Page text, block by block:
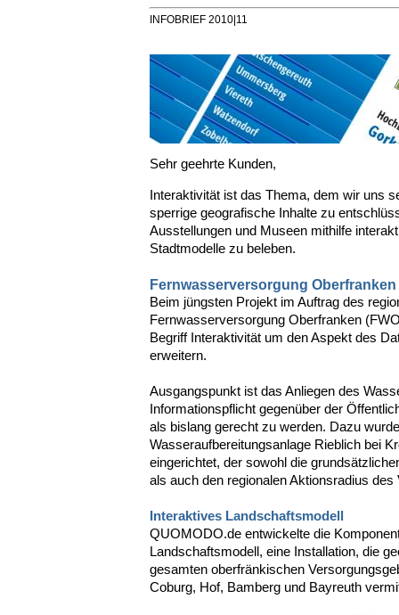
INFOBRIEF 2010|11
Sehr geehrte Kunden,
Interaktivität ist das Thema, dem wir uns
sperrige geografische Inhalte zu
Ausstellungen und Museen mithilfe
Stadtmodelle zu beleben.
Fernwasserversorgung Oberfranken
Beim jüngsten Projekt im Auftrag des
Fernwasserversorgung Oberfranken
Begriff Interaktivität um den Aspekt des
erweitern.
Ausgangspunkt ist das Anliegen des
Informationspflicht gegenüber der
als bislang gerecht zu werden. Dazu
Wasseraufbereitungsanlage Rieblich bei
eingerichtet, der sowohl die
als auch den regionalen Aktionsradius
Interaktives Landschaftsmodell
QUOMODO.de entwickelte die
Landschaftsmodell, eine Installation, die
gesamten oberfränkischen
Coburg, Hof, Bamberg und Bayreuth